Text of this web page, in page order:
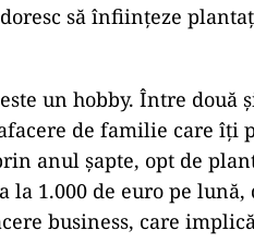
să înfiinţeze
un hobby. Între două
de familie care îţi
anul şapte, opt de
la 1.000 de euro pe
business, care